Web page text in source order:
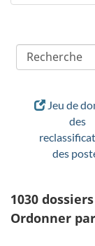
Jeu de
des
des
1030
Ordonner par